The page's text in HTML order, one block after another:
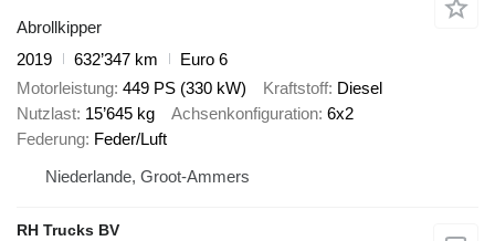
Abrollkipper
2019
632’347 km
Euro 6
Motorleistung 449 PS (330 kW) Kraftstoff Diesel
Nutzlast 15’645 kg Achsenkonfiguration 6x2
Federung Feder/Luft
Niederlande, Groot-Ammers
RH Trucks BV